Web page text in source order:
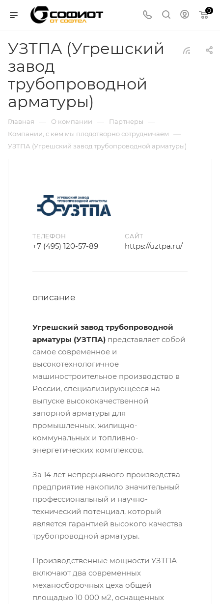
0
УЗТПА (Угрешский
завод
трубопроводной
арматуры)
Главная — О компании — Партнеры —
Компании, с кем мы плодотворно сотрудничаем —
УЗТПА (Угрешский завод трубопроводной арматуры)
ТЕЛЕФОН
+7 (495) 120-57-89
САЙТ
https://uztpa.ru/
описание
Угрешский завод трубопроводной
арматуры (УЗТПА) представляет собой
самое современное и
высокотехнологичное
машиностроительное производство в
России, специализирующееся на
выпуске высококачественной
запорной арматуры для
промышленных, жилищно-
коммунальных и топливно-
энергетических комплексов.
За 14 лет непрерывного производства
предприятие накопило значительный
профессиональный и научно-
технический потенциал, который
является гарантией высокого качества
трубопроводной арматуры.
Производственные мощности УЗТПА
включают два современных
механосборочных цеха общей
площадью 10 000 м2, оснащенных